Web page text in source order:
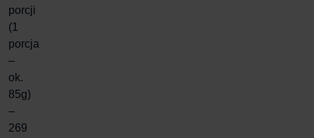
porcji
(1
porcja
–
ok.
85g)
–
269